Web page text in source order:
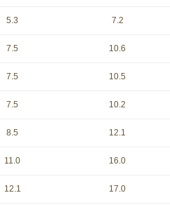
5.3 7.2
7.5 10.6
7.5 10.5
7.5 10.2
8.5 12.1
11.0 16.0
12.1 17.0